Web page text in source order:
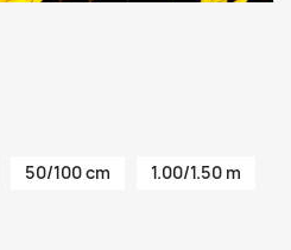
50/100 cm
1.00/1.50 m